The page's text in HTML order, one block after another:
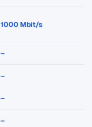
1000 Mbit/s
–
–
–
–